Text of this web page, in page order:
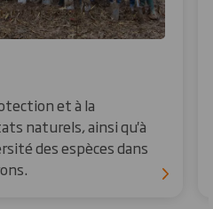
et à la
naturels, ainsi qu'à
des espèces dans